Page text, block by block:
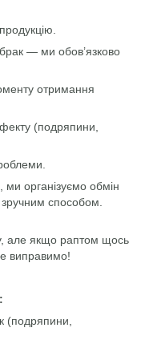
— ми обов’язково
отримання
(подряпини,
організуємо обмін
способом.
але якщо раптом щось
виправимо!
(подряпини,